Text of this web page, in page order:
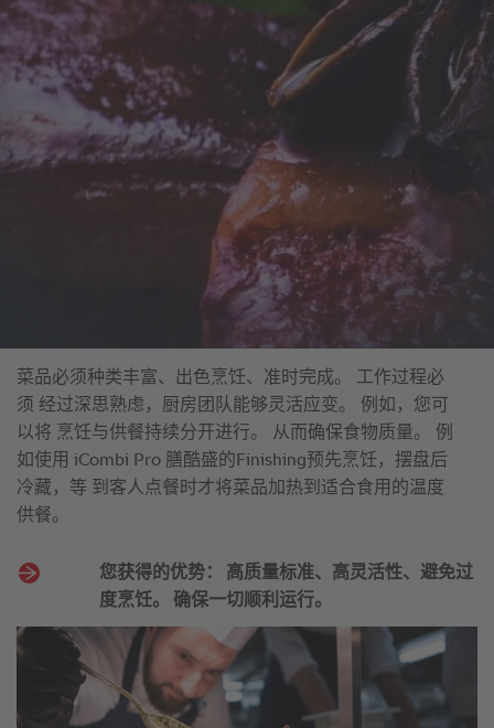
菜品必须种类丰富、出色烹饪、准时完成。 工作过程必
须 经过深思熟虑，厨房团队能够灵活应变。 例如，您可
以将 烹饪与供餐持续分开进行。 从而确保食物质量。 例
如使用 iCombi Pro 膳酷盛的Finishing预先烹饪，摆盘后
冷藏，等 到客人点餐时才将菜品加热到适合食用的温度
供餐。
您获得的优势： 高质量标准、高灵活性、避免过
度烹饪。 确保一切顺利运行。